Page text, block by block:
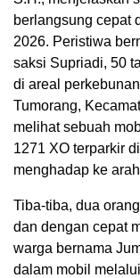
berlangsung cepat
2026. Peristiwa
saksi Supriadi, 50
di areal
Tumorang,
melihat sebuah
1271 XO terparkir
menghadap ke
Tiba-tiba, dua
dan dengan cepat
warga bernama
dalam mobil